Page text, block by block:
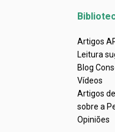
Artigos
Leitura
Blog
Vídeos
Artigos
sobre a
Opiniões